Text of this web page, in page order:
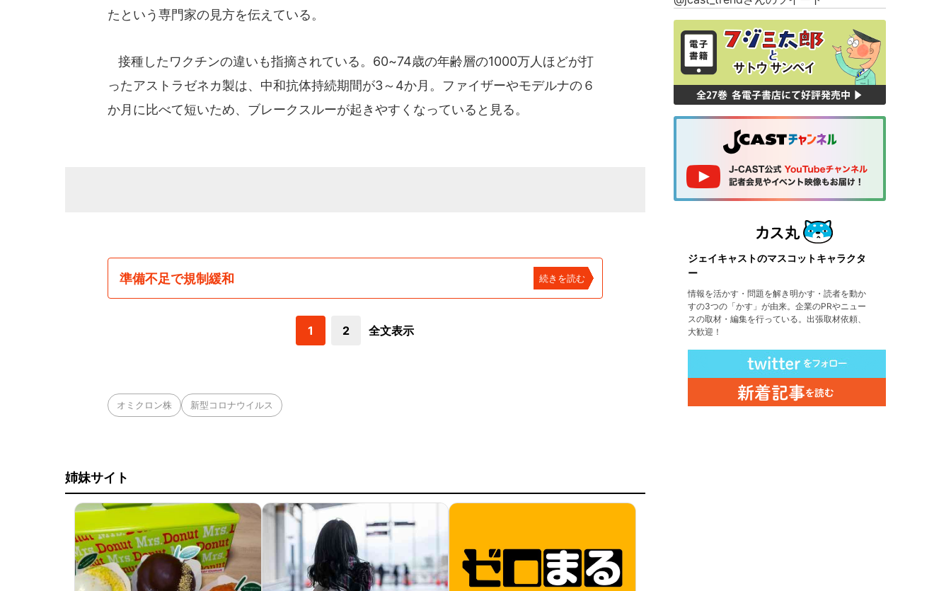
たという専門家の見方を伝えている。
接種したワクチンの違いも指摘されている。60~74歳の年齢層の1000万人ほどが打
ったアストラゼネカ製は、中和抗体持続期間が3～4か月。ファイザーやモデルナの６
か月に比べて短いため、ブレークスルーが起きやすくなっていると見る。
準備不足で規制緩和 続きを読む
1 2 全文表示
オミクロン株 新型コロナウイルス
姉妹サイト
ジェイキャストのマスコットキャラクタ
ー
情報を活かす・問題を解き明かす・読者を動か
すの3つの「かす」が由来。企業のPRやニュー
スの取材・編集を行っている。出張取材依頼、
大歓迎！